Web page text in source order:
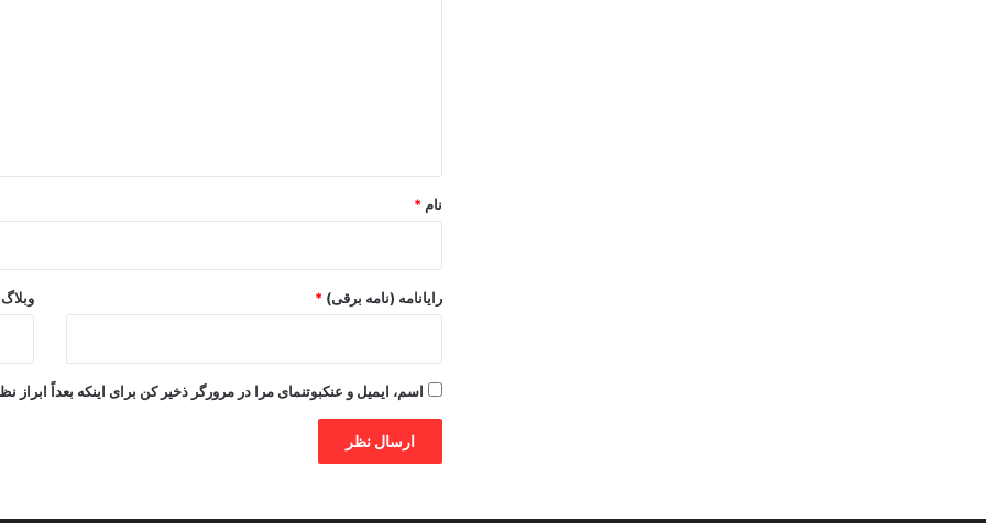
نام *
رایانامه (نامه برقی) * وبلاگ
اسم، ایمیل و عنکبوتنمای مرا در مرورگر ذخیر کن برای اینکه بعداً ابراز